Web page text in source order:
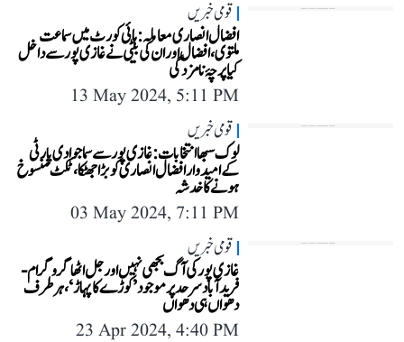
قومی خبریں
افضال انصاری معاملہ: ہائی کورٹ میں سماعت
ملتوی، افضال اور ان کی بیٹی نے غازی پور سے داخل
کیا پرچۂ نامزدگی
13 May 2024, 5:11 PM
قومی خبریں
لوک سبھا انتخابات: غازی پور سے سماجوادی پارٹی
کے امیدوار افضال انصاری کو بڑا جھٹکا، ٹکٹ منسوخ
ہونے کا خدشہ
03 May 2024, 7:11 PM
قومی خبریں
غازی پور کی آگ بجھی نہیں اور جل اٹھا گروگرام-
فرید آباد سرحد پر موجود ’کوڑے کا پہاڑ‘، ہر طرف
دھواں ہی دھواں
23 Apr 2024, 4:40 PM